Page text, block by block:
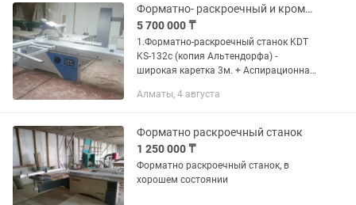
Высота пилы регулируется...
Форматно- раскроечный и кромкооблицовочный станки
5 700 000 ₸
1.Форматно-раскроечный станок KDT
KS-132c (копия Альтендорфа) -
широкая каретка 3м. + Аспирационная
2.Кромкооблицовочный станок Filato
(узлов)...
Алматы, 4 августа
Форматно раскроечный станок
1 250 000 ₸
Форматно раскроечный станок, в
хорошем состоянии